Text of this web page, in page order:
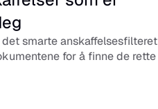
smarte anskaffelsesfilteret
for å finne de rette